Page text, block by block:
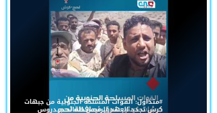
#متداول: القوات المسلحة الجنوبية من جبهات
كرش تجدد العهد للرئيس القائد عيدروس